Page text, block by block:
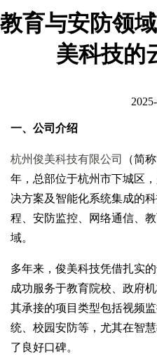
教育与安防领
美科技的
一、公司介绍
杭州俊美科技有限公司
（简
年，总部位于杭州市下城区
决方案及智能化系统集成的
程、安防监控、网络通信、
域。
多年来，俊美科技凭借扎实
成功服务于教育院校、政府
其承接的项目类型包括视频
统、校园安防等，尤其在智
了良好口碑。